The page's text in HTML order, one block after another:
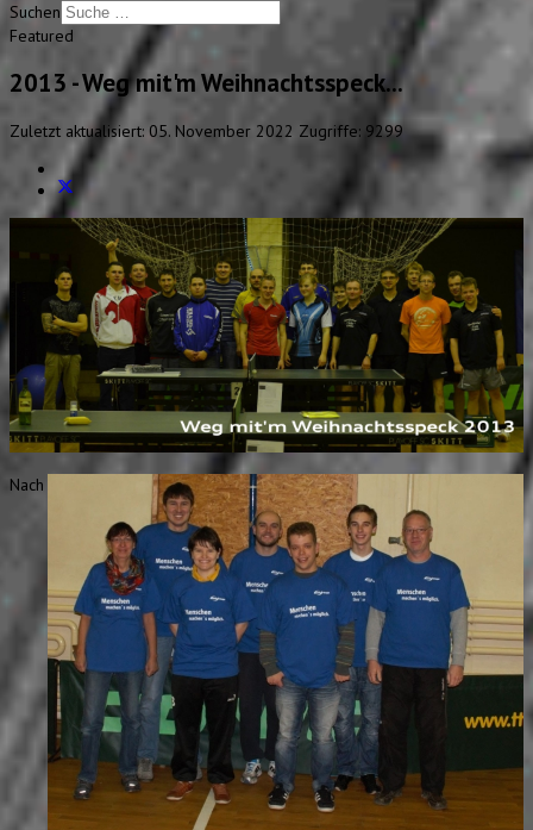
Suchen
Featured
2013 - Weg mit'm Weihnachtsspeck...
Zuletzt aktualisiert: 05. November 2022 Zugriffe: 9299
Nach